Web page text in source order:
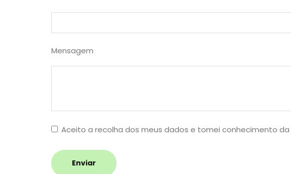
Mensagem
Aceito a recolha dos meus dados e tomei conhecimento da
Enviar